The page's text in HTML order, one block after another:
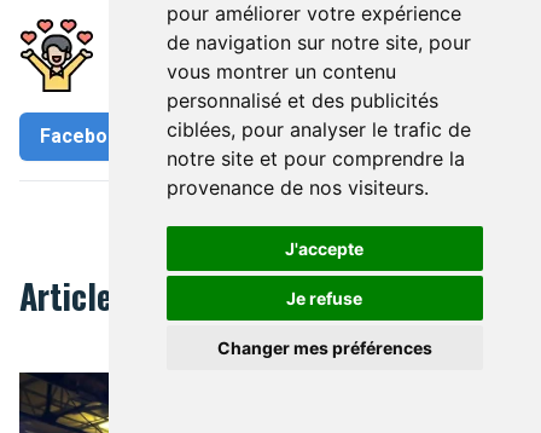
pour améliorer votre expérience
de navigation sur notre site, pour
vous montrer un contenu
personnalisé et des publicités
ciblées, pour analyser le trafic de
notre site et pour comprendre la
provenance de nos visiteurs.
J'accepte
Je refuse
Changer mes préférences
Avez-vous apprécié cet article?
Partagez-le
Facebook Twitter
Articles Liés
Erotix Brussels, un endroit bouillant.